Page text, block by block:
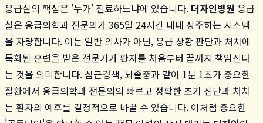
응급실의 핵심은 '누가' 진료하느냐에 있습니다. 더자인병원 응급
실은 응급의학과 전문의가 365일 24시간 내내 상주하는 시스템
을 자랑합니다. 이는 일반 의사가 아닌, 응급 상황 판단과 처치에
특화된 훈련을 받은 전문가가 환자를 처음부터 끝까지 책임진다
는 것을 의미합니다. 심근경색, 뇌졸중과 같이 1분 1초가 중요한
질환에서 응급의학과 전문의의 빠르고 정확한 초기 진단과 처치
는 환자의 예후를 결정적으로 바꿀 수 있습니다. 이처럼 중요한